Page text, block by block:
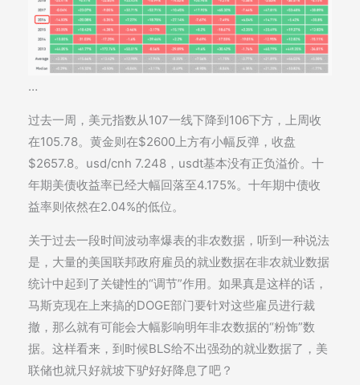
…
过去一周，美元指数从107一线下降到106下方，上周收
在105.78。黄金则在$2600上方有小幅反弹，收盘
$2657.8。usd/cnh 7.248，usdt基本没有正负溢价。十
年期美债收益率已经大幅回落至4.175%。十年期中债收
益率则依然在2.04%的低位。
关于过去一段时间波动率爆表的非农数据，听到一种说法
是，大量的美国联邦政府雇员的就业数据在非农就业数据
统计中起到了关键性的“调节”作用。如果真是这样的话，
马斯克现在上来搞的DOGE部门要针对这些雇员进行裁
撤，那么就有可能会大幅影响明年非农数据的“粉饰”数
据。这样看来，到时候BLS给不出强劲的就业数据了，美
联储也就只好就坡下驴好好降息了吧？